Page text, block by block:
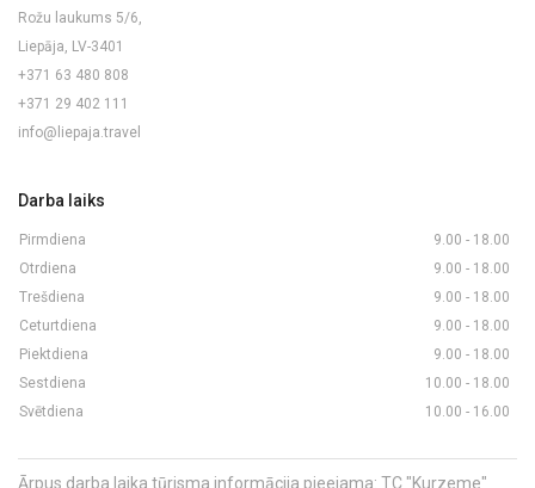
Rožu laukums 5/6,
Liepāja, LV-3401
+371 63 480 808
+371 29 402 111
info@liepaja.travel
Darba laiks
Pirmdiena
9.00 - 18.00
Otrdiena
9.00 - 18.00
Trešdiena
9.00 - 18.00
Ceturtdiena
9.00 - 18.00
Piektdiena
9.00 - 18.00
Sestdiena
10.00 - 18.00
Svētdiena
10.00 - 16.00
Ārpus darba laika tūrisma informācija pieejama: TC "Kurzeme"